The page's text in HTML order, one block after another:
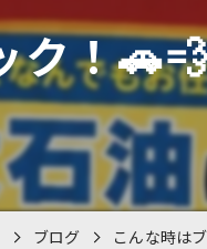
リース
レンタ
鈑金塗装
ク！
ブログ こんな時は